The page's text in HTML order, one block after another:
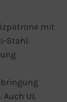
mit
Stahl.
UL